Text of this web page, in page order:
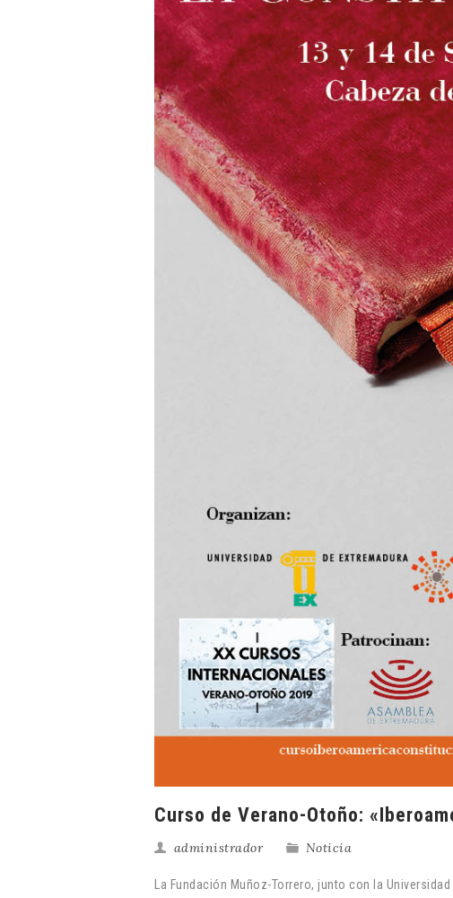
Curso de Verano-Otoño:
administrador Noticia
La Fundación Muñoz-Torrero, junto con la